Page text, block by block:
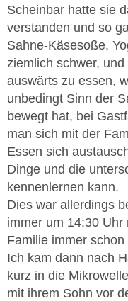
Scheinbar hatte sie
verstanden und so
Sahne-Käsesoße,
ziemlich schwer,
auswärts zu essen,
unbedingt Sinn der
bewegt hat, bei
man sich mit der
Essen sich
Dinge und die
kennenlernen kann.
Dies war allerdings
immer um 14:30
Familie immer schon
Ich kam dann nach
kurz in die
mit ihrem Sohn vor